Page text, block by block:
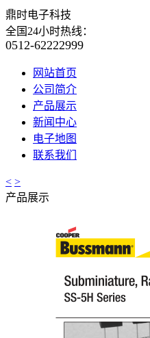
鼎时电子科技
全国24小时热线：
0512-62222999
网站首页
公司简介
产品展示
新闻中心
电子地图
联系我们
< >
产品展示